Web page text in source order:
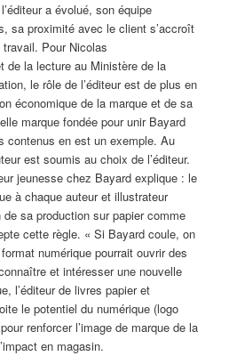
a évolué, son équipe
sa proximité avec le client s’accroît
Pour Nicolas
de la lecture au Ministère de la
le rôle de l’éditeur est de plus en
économique de la marque et de sa
marque fondée pour unir Bayard
contenus en est un exemple. Au
est soumis au choix de l’éditeur.
jeunesse chez Bayard explique : le
à chaque auteur et illustrateur
sa production sur papier comme
cette règle. « Si Bayard coule, on
numérique pourrait ouvrir des
et intéresser une nouvelle
l’éditeur de livres papier et
le potentiel du numérique (logo
renforcer l’image de marque de la
en magasin.